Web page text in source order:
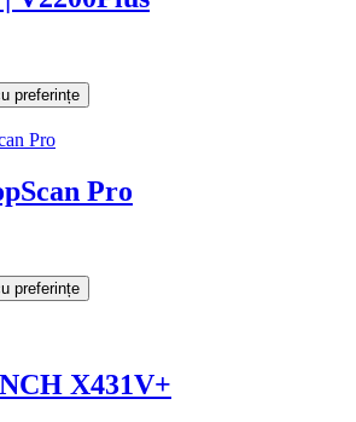
preferințe
Pro
preferințe
X431V+